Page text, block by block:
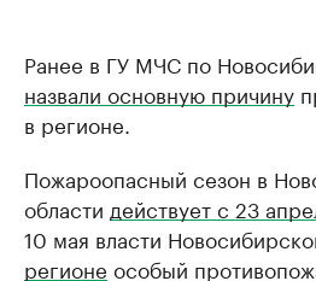
Ранее в ГУ МЧС по
назвали основную причину
в регионе.
Пожароопасный сезон в
области действует с 23
10 мая власти
регионе особый